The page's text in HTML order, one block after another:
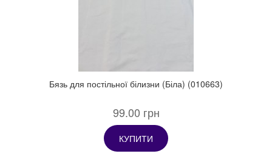
Бязь для постільної білизни (Біла) (010663)
99.00 грн
КУПИТИ